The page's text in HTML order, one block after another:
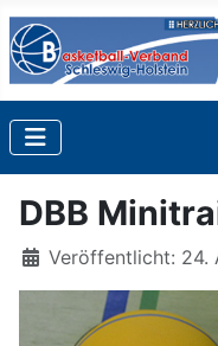
DBB
Details
Veröffentlicht: 24.